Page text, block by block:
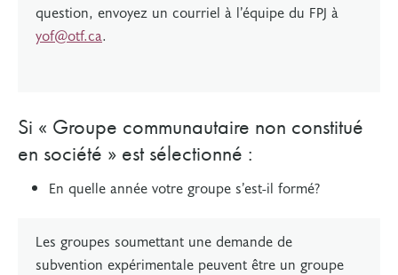
question, envoyez un courriel à l’équipe du FPJ à
yof@otf.ca.
Si « Groupe communautaire non constitué
en société » est sélectionné :
En quelle année votre groupe s’est-il formé?
Les groupes soumettant une demande de
subvention expérimentale peuvent être un groupe